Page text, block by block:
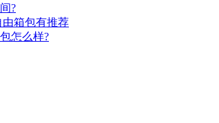
?
箱包有推荐
怎么样?